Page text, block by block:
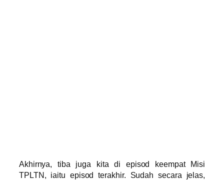
Akhirnya, tiba juga kita di episod keempat Misi
TPLTN, iaitu episod terakhir. Sudah secara jelas,